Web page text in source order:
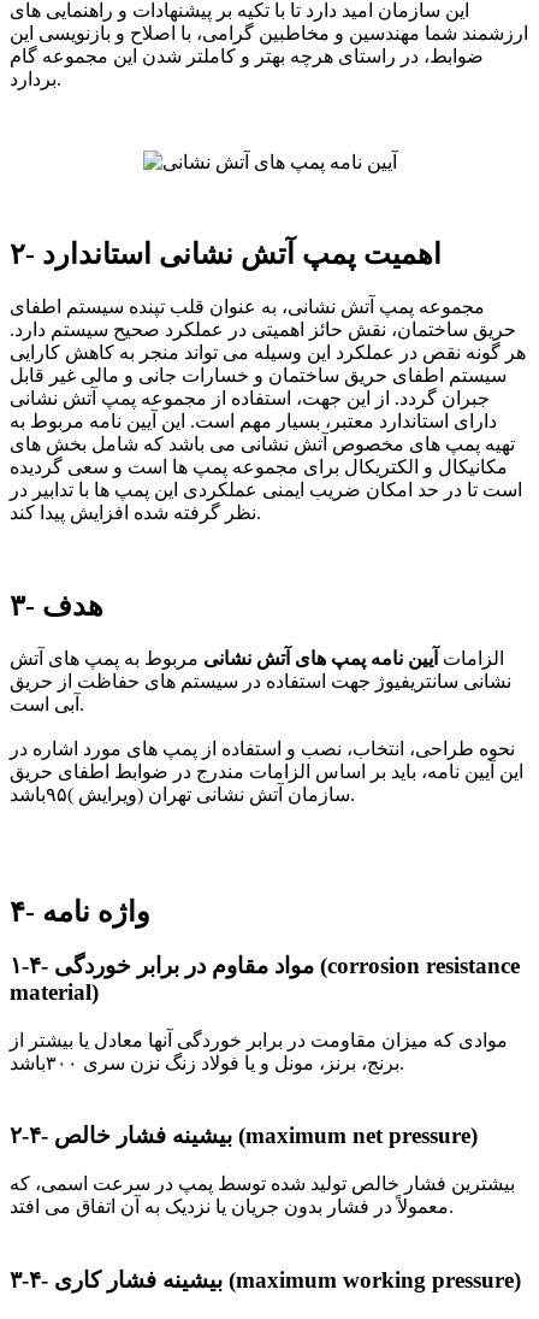
این سازمان امید دارد تا با تکیه بر پیشنهادات و راهنمایی های
ارزشمند شما مهندسین و مخاطبین گرامی، با اصلاح و بازنویسی این
ضوابط، در راستای هرچه بهتر و کاملتر شدن این مجموعه گام
بردارد.
۲- اهمیت پمپ آتش نشانی استاندارد
مجموعه پمپ آتش نشانی، به عنوان قلب تپنده سیستم اطفای
حریق ساختمان، نقش حائز اهمیتی در عملکرد صحیح سیستم دارد.
هر گونه نقص در عملکرد این وسیله می تواند منجر به کاهش کارایی
سیستم اطفای حریق ساختمان و خسارات جانی و مالی غیر قابل
جبران گردد. از این جهت، استفاده از مجموعه پمپ آتش نشانی
دارای استاندارد معتبر، بسیار مهم است. این آیین نامه مربوط به
تهیه پمپ های مخصوص آتش نشانی می باشد که شامل بخش های
مکانیکال و الکتریکال برای مجموعه پمپ ها است و سعی گردیده
است تا در حد امکان ضریب ایمنی عملکردی این پمپ ها با تدابیر در
نظر گرفته شده افزایش پیدا کند.
۳- هدف
الزامات آیین نامه پمپ های آتش نشانی مربوط به پمپ های آتش
نشانی سانتریفیوژ جهت استفاده در سیستم های حفاظت از حریق
آبی است .
نحوه طراحی، انتخاب، نصب و استفاده از پمپ های مورد اشاره در
این آیین نامه، باید بر اساس الزامات مندرج در ضوابط اطفای حریق
سازمان آتش نشانی تهران (ویرایش )۹۵باشد.
۴- واژه نامه
(corrosion resistance
material)
موادی که میزان مقاومت در برابر خوردگی آنها معادل یا بیشتر از
برنج، برنز، مونل و یا فولاد زنگ نزن سری ۳۰۰باشد.
۲-۴- بیشینه فشار خالص (maximum net pressure)
بیشترین فشار خالص تولید شده توسط پمپ در سرعت اسمی، که
معمولاً در فشار بدون جریان یا نزدیک به آن اتفاق می افتد.
(maximum working pressure)